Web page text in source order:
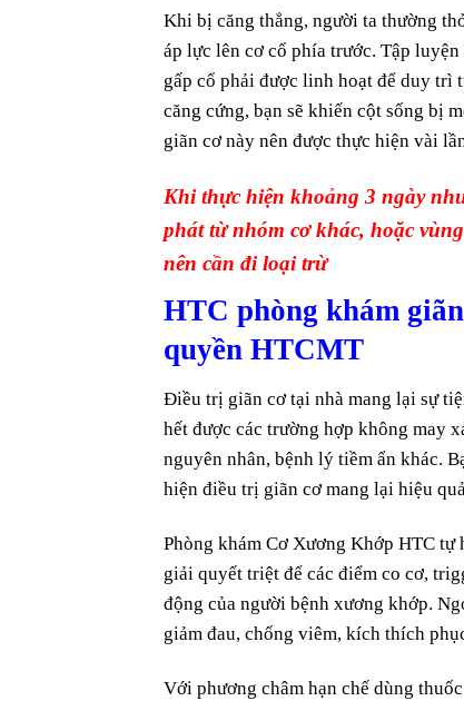
Khi bị căng thẳng, người ta thường
áp lực lên cơ cổ phía trước. Tập
gấp cổ phải được linh hoạt để duy trì
căng cứng, bạn sẽ khiến cột sống bị
giãn cơ này nên được thực hiện vài
Khi thực hiện khoảng 3 ngày
phát từ nhóm cơ khác, hoặc
nên cần đi loại trừ
HTC phòng khám
quyền HTCMT
Điều trị giãn cơ tại nhà mang lại sự
hết được các trường hợp không may
nguyên nhân, bệnh lý tiềm ẩn khác.
hiện điều trị giãn cơ mang lại hiệu
Phòng khám Cơ Xương Khớp HTC
giải quyết triệt để các điểm co cơ,
động của người bệnh xương khớp.
giảm đau, chống viêm, kích thích
Với phương châm hạn chế dùng